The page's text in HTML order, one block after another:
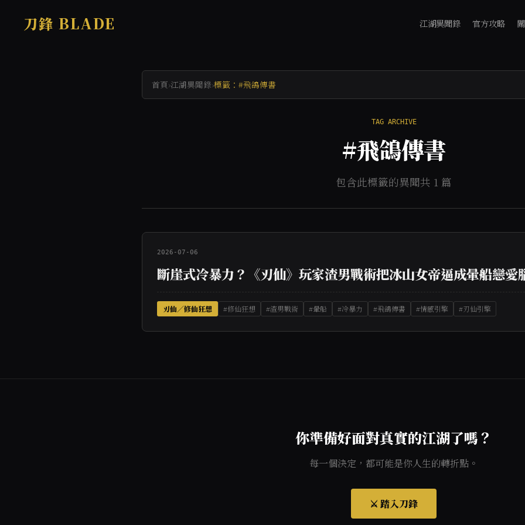
刀鋒 BLADE 江湖異聞錄 官方攻略
首頁›江湖異聞錄›標籤：#飛鴿傳書
TAG ARCHIVE
#飛鴿傳書
包含此標籤的異聞共 1 篇
2026-07-06
斷崖式冷暴力？《刃仙》玩家渣男戰術把冰山女帝逼成暈船戀愛
刃仙／修仙狂想 #修仙狂想 #渣男戰術 #暈船 #冷暴力 #飛鴿傳書 #情感引擎 #刃仙引擎
你準備好面對真實的江湖了嗎？
每一個決定，都可能是你人生的轉折點。
⚔️ 踏入刀鋒